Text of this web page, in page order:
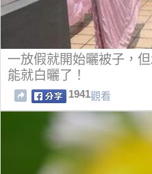
一放假就開始曬被子，
能就白曬了！
1941觀看